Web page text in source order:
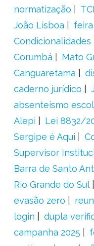
normatização
João Lisboa
Condicionalidades
Corumbá
Mato
Canguaretama
caderno jurídico
absenteísmo
Alepi
Lei 8832/
Sergipe é Aqui
Supervisor
Barra de Santo
Rio Grande do Sul
evasão zero
login
dupla
campanha 2025